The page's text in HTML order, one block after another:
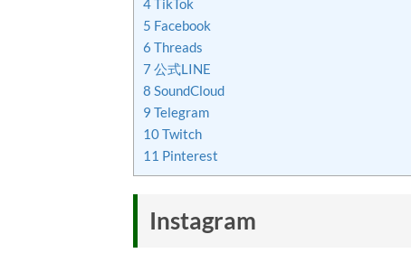
4TikTok
5 Facebook
6 Threads
7 公式LINE
8 SoundCloud
9 Telegram
10Twitch
11 Pinterest
Instagram